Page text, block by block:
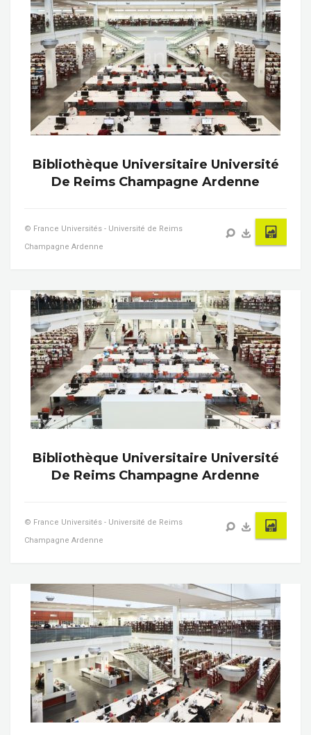
Bibliothèque Universitaire Université
De Reims Champagne Ardenne
© France Universités - Université de Reims
Champagne Ardenne
Bibliothèque Universitaire Université
De Reims Champagne Ardenne
© France Universités - Université de Reims
Champagne Ardenne